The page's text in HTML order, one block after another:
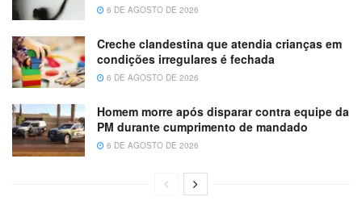
6 DE AGOSTO DE 2026
Creche clandestina que atendia crianças em
condições irregulares é fechada
6 DE AGOSTO DE 2026
Homem morre após disparar contra equipe da
PM durante cumprimento de mandado
6 DE AGOSTO DE 2026